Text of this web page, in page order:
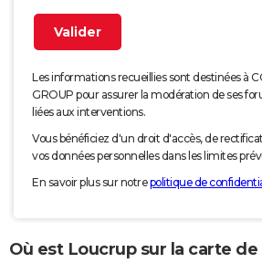
Les informations recueillies sont destinées à
GROUP pour assurer la modération de ses
liées aux interventions.
Vous bénéficiez d'un droit d'accès, de
vos données personnelles dans les limites
En savoir plus sur notrepolitique de
Où est Loucrup sur la carte de